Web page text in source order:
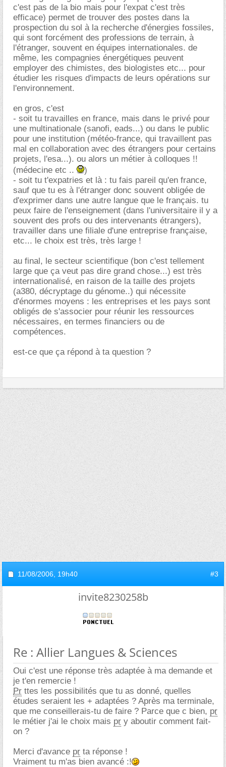
c'est pas de la bio mais pour l'expat c'est très
efficace) permet de trouver des postes dans la
prospection du sol à la recherche d'énergies fossiles,
qui sont forcément des professions de terrain, à
l'étranger, souvent en équipes internationales. de
même, les compagnies énergétiques peuvent
employer des chimistes, des biologistes etc... pour
étudier les risques d'impacts de leurs opérations sur
l'environnement.
en gros, c'est
- soit tu travailles en france, mais dans le privé pour
une multinationale (sanofi, eads...) ou dans le public
pour une institution (météo-france, qui travaillent pas
mal en collaboration avec des étrangers pour certains
projets, l'esa...). ou alors un métier à colloques !!
(médecine etc ..
)
- soit tu t'expatries et là : tu fais pareil qu'en france,
sauf que tu es à l'étranger donc souvent obligée de
d'exprimer dans une autre langue que le français. tu
peux faire de l'enseignement (dans l'universitaire il y a
souvent des profs ou des intervenants étrangers),
travailler dans une filiale d'une entreprise française,
etc... le choix est très, très large !
au final, le secteur scientifique (bon c'est tellement
large que ça veut pas dire grand chose...) est très
internationalisé, en raison de la taille des projets
(a380, décryptage du génome..) qui nécessite
d'énormes moyens : les entreprises et les pays sont
obligés de s'associer pour réunir les ressources
nécessaires, en termes financiers ou de
compétences.
est-ce que ça répond à ta question ?
11/08/2006, 19h40 #3
invite8230258b
Re : Allier Langues & Sciences
Oui c'est une réponse très adaptée à ma demande et
je t'en remercie !
Pr ttes les possibilités que tu as donné, quelles
études seraient les + adaptées ? Après ma terminale,
que me conseillerais-tu de faire ? Parce que c bien, pr
le métier j'ai le choix mais pr y aboutir comment fait-
on ?
Merci d'avance pr ta réponse !
Vraiment tu m'as bien avancé :!